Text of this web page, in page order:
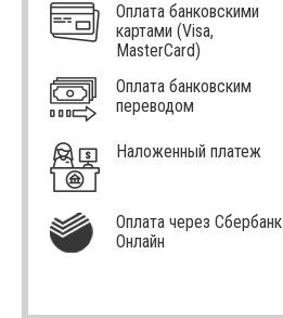
Оплата банковскими
картами (Visa,
MasterCard)
Оплата банковским
переводом
Наложенный платеж
Оплата через Сбербанк
Онлайн